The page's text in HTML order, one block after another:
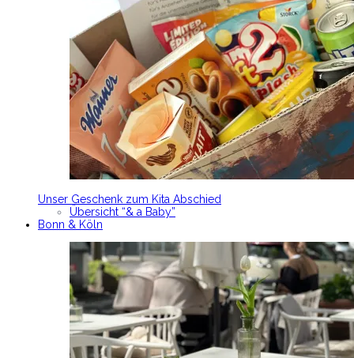
Unser Geschenk zum Kita Abschied
Übersicht “& a Baby”
Bonn & Köln